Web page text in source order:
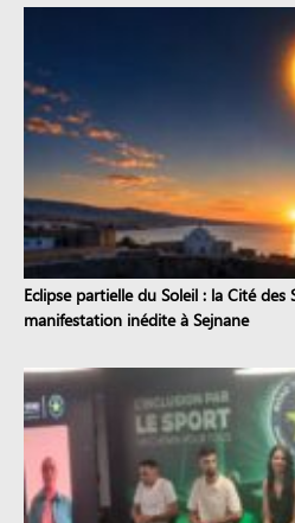
Eclipse partielle du Soleil : la Cité des
manifestation inédite à Sejnane